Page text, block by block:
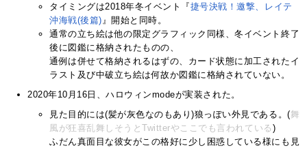
タイミングは2018年冬イベント『捷号決戦！邀撃、レイテ
沖海戦(後篇) 』開始と同時。
通常の立ち絵は他の限定グラフィック同様、冬イベント終了
後に図鑑に格納されたものの、
通例は併せて格納されるはずの、カード状態に加工されたイ
ラスト及び中破立ち絵は何故か図鑑に格納されていない。
2020年10月16日、ハロウィンmodeが実装された。
見た目的には(髪が灰色なのもあり)狼っぽい外見である。(舞
風が狂喜乱舞しそうとTwitterやここでも言われている )
ふだん真面目な彼女がこの格好に少し困惑している様にも見